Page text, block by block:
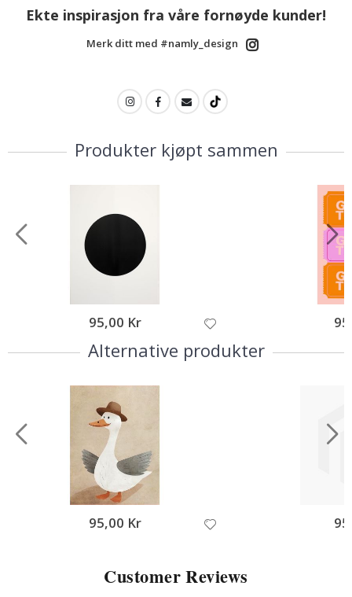
Ekte inspirasjon fra våre fornøyde kunder!
Merk ditt med #namly_design
Produkter kjøpt sammen
95,00 Kr
Alternative produkter
95,00 Kr
Customer Reviews